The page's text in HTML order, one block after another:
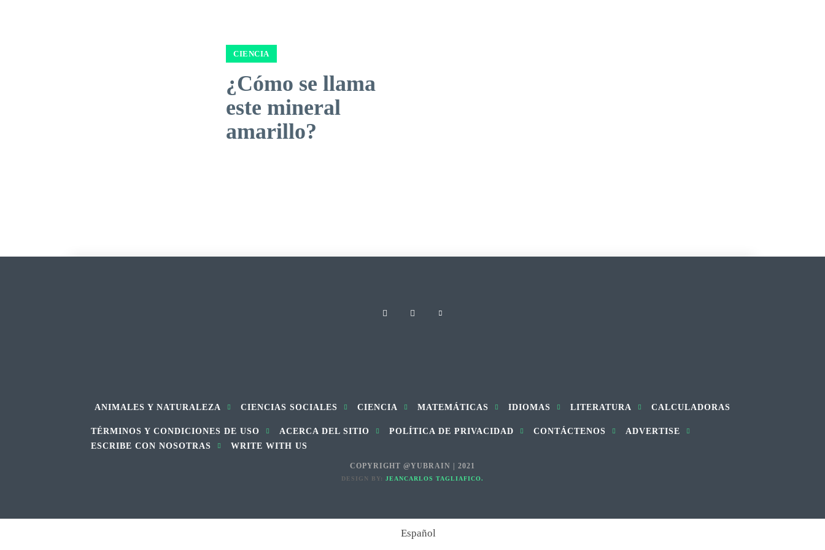
CIENCIA
¿Cómo se llama
este mineral
amarillo?
ANIMALES Y NATURALEZA CIENCIAS SOCIALES CIENCIA MATEMÁTICAS IDIOMAS LITERATURA CALCULADORAS
TÉRMINOS Y CONDICIONES DE USO ACERCA DEL SITIO POLÍTICA DE PRIVACIDAD CONTÁCTENOS
ADVERTISE
ESCRIBE CON NOSOTRAS
WRITE WITH US
COPYRIGHT @YUBRAIN | 2021
DESIGN BY: JEANCARLOS TAGLIAFICO.
Español